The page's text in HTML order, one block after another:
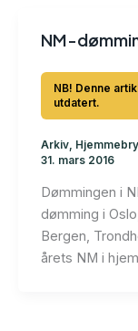
NM-
Arkiv,
31. mars 2016
Dømmingen i
dømming i
Bergen,
årets NM i